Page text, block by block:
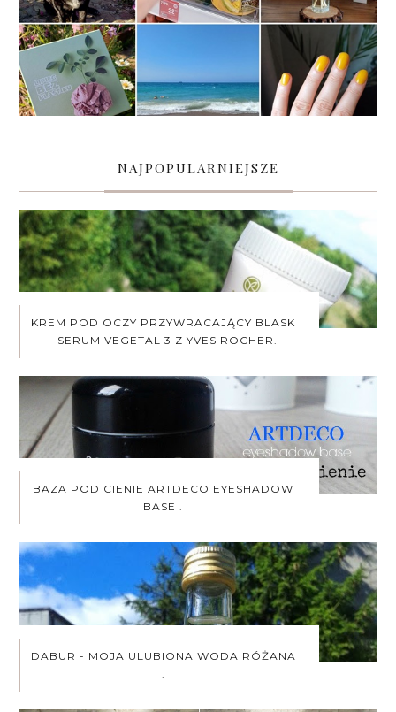
NAJPOPULARNIEJSZE
KREM POD OCZY PRZYWRACAJĄCY BLASK
- SERUM VEGETAL 3 Z YVES ROCHER.
BAZA POD CIENIE ARTDECO EYESHADOW
BASE .
DABUR - MOJA ULUBIONA WODA RÓŻANA